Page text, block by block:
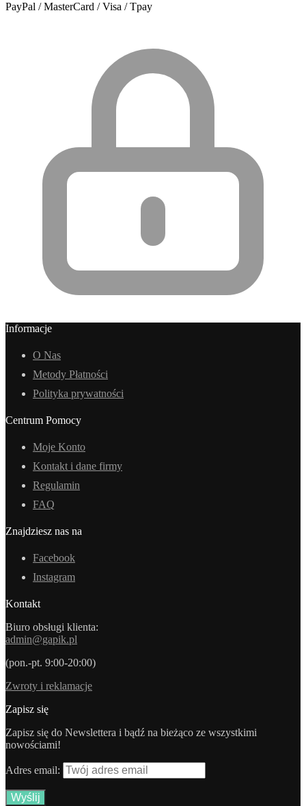
PayPal / MasterCard / Visa / Tpay
Informacje
O Nas
Metody Płatności
Polityka prywatności
Centrum Pomocy
Moje Konto
Kontakt i dane firmy
Regulamin
FAQ
Znajdziesz nas na
Facebook
Instagram
Kontakt
Biuro obsługi klienta:
admin@gapik.pl
(pon.-pt. 9:00-20:00)
Zwroty i reklamacje
Zapisz się
Zapisz się do Newslettera i bądź na bieżąco ze wszystkimi
nowościami!
Adres email: